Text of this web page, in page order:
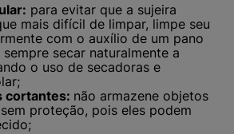
para evitar que a sujeira
mais difícil de limpar, limpe seu
com o auxílio de um pano
secar naturalmente a
o uso de secadoras e
cortantes: não armazene objetos
proteção, pois eles podem